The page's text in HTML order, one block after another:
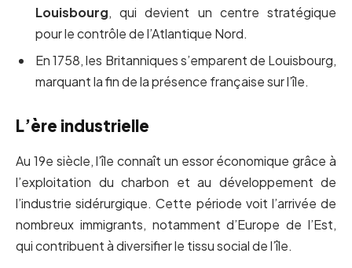
Louisbourg, qui devient un centre stratégique
pour le contrôle de l’Atlantique Nord.
En 1758, les Britanniques s’emparent de Louisbourg,
marquant la fin de la présence française sur l’île.
L’ère industrielle
Au 19e siècle, l’île connaît un essor économique grâce à
l’exploitation du charbon et au développement de
l’industrie sidérurgique. Cette période voit l’arrivée de
nombreux immigrants, notamment d’Europe de l’Est,
qui contribuent à diversifier le tissu social de l’île.